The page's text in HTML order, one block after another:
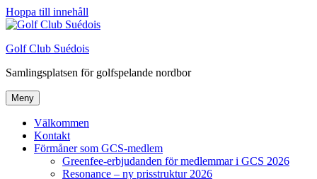
Hoppa till innehåll
Golf Club Suédois
Samlingsplatsen för golfspelande nordbor
Meny
Välkommen
Kontakt
Förmåner som GCS-medlem
Greenfee-erbjudanden för medlemmar i GCS 2026
Resonance – ny prisstruktur 2026